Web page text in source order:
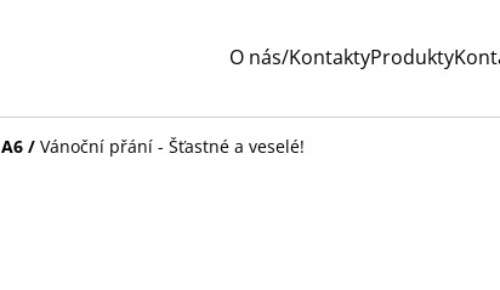
O nás/KontaktyProdukty
/ Vánoční přání - Šťastné a veselé!